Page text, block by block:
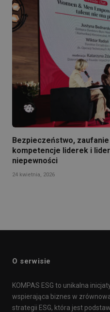
Bezpieczeństwo, zaufanie
kompetencje liderek i
niepewności
24 kwietnia, 2026
O serwisie
KOMPAS ESG to unikalna
wspierająca biznes w
strategii ESG, która jest